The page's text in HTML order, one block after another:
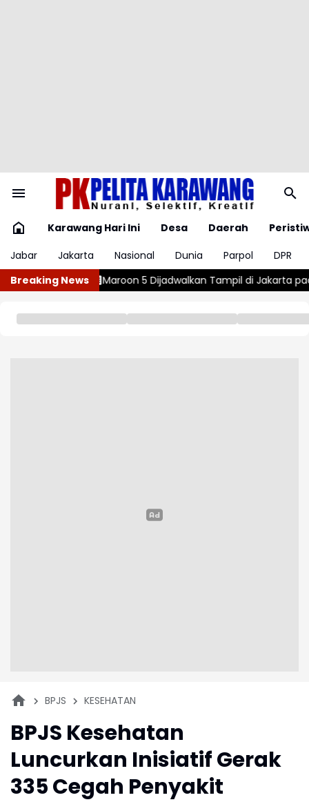
Karawang Hari Ini Desa Daerah
Jabar
Jakarta Nasional Dunia Parpol
DPR
Breaking News
5 Dijadwalkan Tampil di Jakarta pada Februari 2027 Pisang
BPJS KESEHATAN
BPJS Kesehatan
Luncurkan Inisiatif Gerak
335 Cegah Penyakit